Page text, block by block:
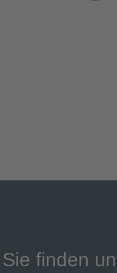
Sie finden